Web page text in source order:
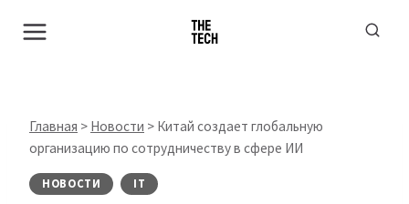
Главная > Новости > Китай создает глобальную
организацию по сотрудничеству в сфере ИИ
НОВОСТИ IT